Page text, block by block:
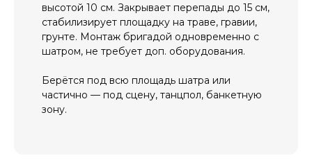
высотой 10 см. Закрывает перепады до 15 см,
стабилизирует площадку на траве, гравии,
грунте. Монтаж бригадой одновременно с
шатром, не требует доп. оборудования.
Берётся под всю площадь шатра или
частично — под сцену, танцпол, банкетную
зону.